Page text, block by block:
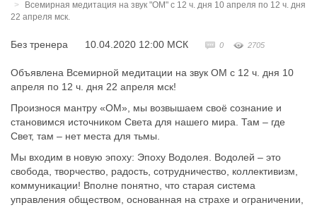
Всемирная медитация на звук "ОМ" с 12 ч. дня 10 апреля по 12 ч. дня
22 апреля мск.
Без тренера 10.04.2020 12:00 МСК 0 2705
Объявлена Всемирной медитации на звук ОМ с 12 ч. дня 10
апреля по 12 ч. дня 22 апреля мск!
Произнося мантру «ОМ», мы возвышаем своё сознание и
становимся источником Света для нашего мира. Там – где
Свет, там – нет места для тьмы.
Мы входим в новую эпоху: Эпоху Водолея. Водолей – это
свобода, творчество, радость, сотрудничество, коллективизм,
коммуникации! Вполне понятно, что старая система
управления обществом, основанная на страхе и ограничении,